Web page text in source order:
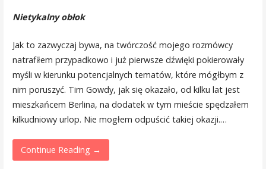
Nietykalny obłok
Jak to zazwyczaj bywa, na twórczość mojego rozmówcy
natrafiłem przypadkowo i już pierwsze dźwięki pokierowały
myśli w kierunku potencjalnych tematów, które mógłbym z
nim poruszyć. Tim Gowdy, jak się okazało, od kilku lat jest
mieszkańcem Berlina, na dodatek w tym mieście spędzałem
kilkudniowy urlop. Nie mogłem odpuścić takiej okazji.…
Continue Reading →